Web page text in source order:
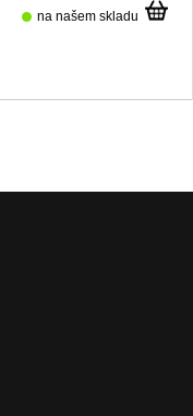
na našem skladu